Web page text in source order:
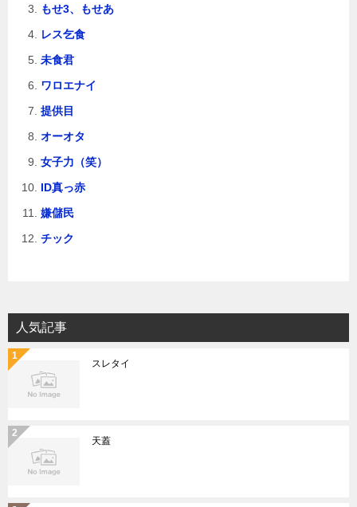
もせ3、もせあ
レス乞食
未食君
ワロエナイ
提供目
オーオタ
女子力（笑）
ID真っ赤
嫌儲民
チック
人気記事
スレタイ
天蓋